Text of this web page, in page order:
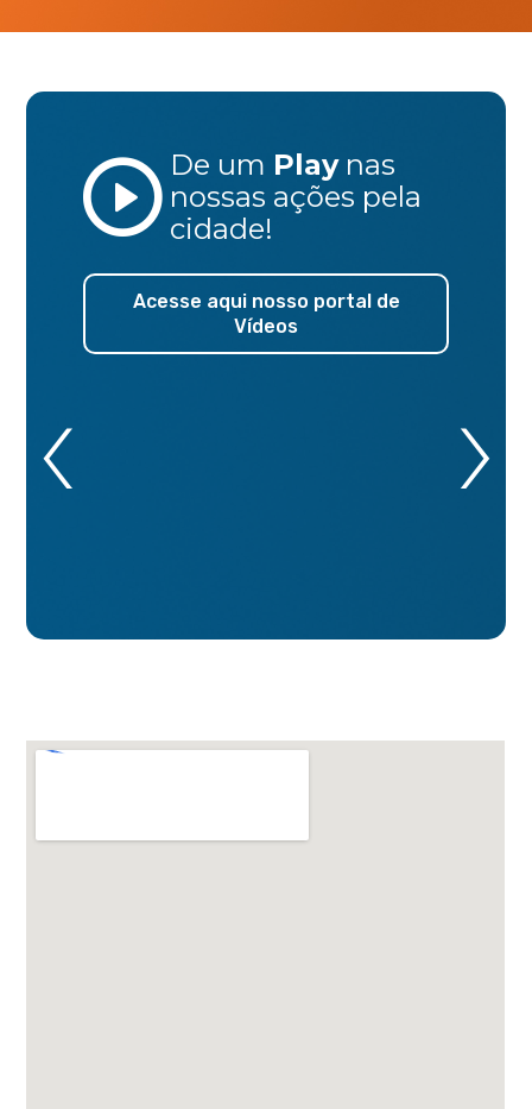
De um Play nas
nossas ações pela
cidade!
Acesse aqui nosso portal de
Vídeos
‹ ›